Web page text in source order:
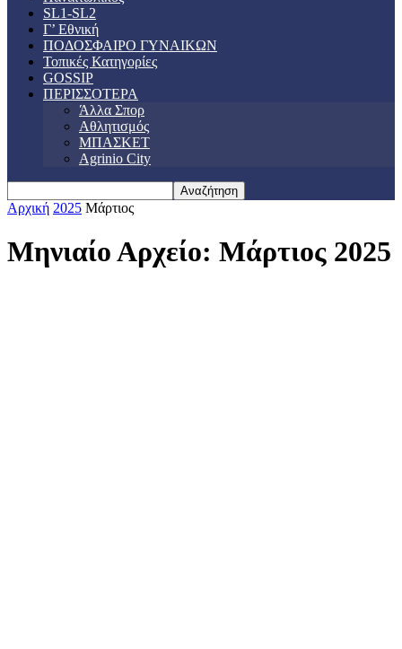
SL1-SL2
Γ’ Εθνική
ΠΟΔΟΣΦΑΙΡΟ ΓΥΝΑΙΚΩΝ
Τοπικές Κατηγορίες
GOSSIP
ΠΕΡΙΣΣΟΤΕΡΑ
Άλλα Σπορ
Αθλητισμός
ΜΠΑΣΚΕΤ
Agrinio City
Αρχική 2025 Μάρτιος
Μηνιαίο Αρχείο: Μάρτιος 2025